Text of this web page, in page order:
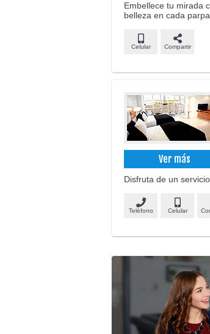
Embellece tu mirada
belleza en cada
Celular Compartir
Ver más
Disfruta de un
Teléfono Celular